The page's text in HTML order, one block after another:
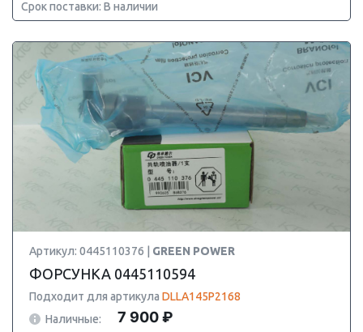
Срок поставки: В наличии
Артикул: 0445110376 | GREEN POWER
ФОРСУНКА 0445110594
Подходит для артикула DLLA145P2168
Наличные:
7 900 ₽